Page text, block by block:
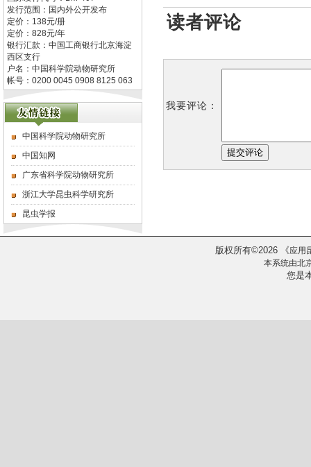
发行范围：国内外公开发布
定价： 138元/册
定价： 828元/年
银行汇款：中国工商银行北京海淀
西区支行
户名：中国科学院动物研究所
帐号：0200 0045 0908 8125 063
中国科学院动物研究所
中国知网
广东省科学院动物研究所
浙江大学昆虫科学研究所
昆虫学报
读者评论
我要评论：
版权所有©2026 《应用
本系统由北
您是